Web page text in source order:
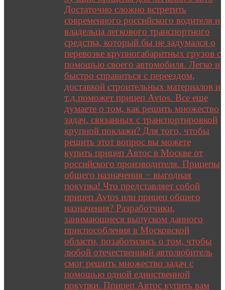
Достаточно сложно встретить
современного российского водителя и
владельца легкового транспортного
средства, который бы не задумался о
перевозке крупногабаритных грузов с
помощью своего автомобиля. Легко и
быстро справиться с переездом,
доставкой строительных материалов и
т.д.поможет прицеп Avtos. Все еще
думаете о том, как решить множество
задач, связанных с транспортировкой
крупной поклажи? Для того, чтобы
решить этот вопрос вы можете
купить прицеп Автос в Москве от
российского производителя. Прицепы
общего назначения − выгодная
покупка! Что представляет собой
прицеп Avtos или прицеп общего
назначения? Разработчики,
занимающиеся выпуском данного
приспособления в Московской
области, позаботились о том, чтобы
любой отечественный автолюбитель
смог решить множество задач с
помощью одной единственной
покупки. Прицеп Автос купить вам